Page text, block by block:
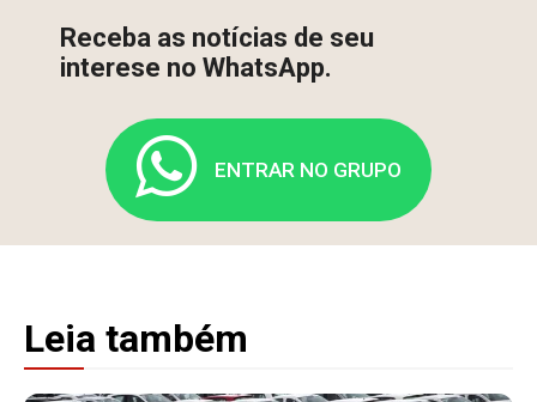
Receba as notícias de seu
interese no WhatsApp.
ENTRAR NO GRUPO
Leia também